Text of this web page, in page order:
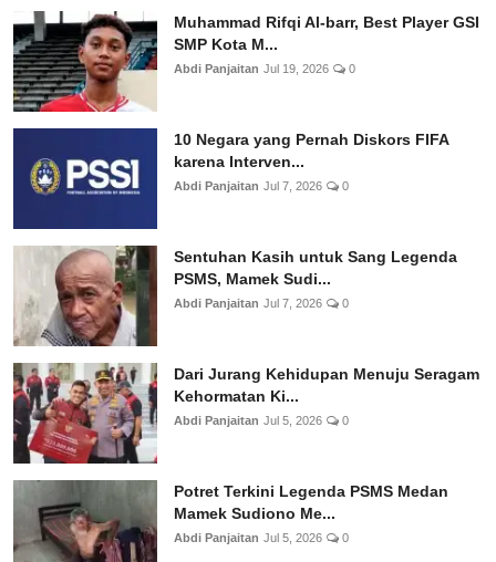
Muhammad Rifqi Al-barr, Best Player GSI
SMP Kota M...
Abdi Panjaitan Jul 19, 2026 0
10 Negara yang Pernah Diskors FIFA
karena Interven...
Abdi Panjaitan Jul 7, 2026 0
Sentuhan Kasih untuk Sang Legenda
PSMS, Mamek Sudi...
Abdi Panjaitan Jul 7, 2026 0
Dari Jurang Kehidupan Menuju Seragam
Kehormatan Ki...
Abdi Panjaitan Jul 5, 2026 0
Potret Terkini Legenda PSMS Medan
Mamek Sudiono Me...
Abdi Panjaitan Jul 5, 2026 0